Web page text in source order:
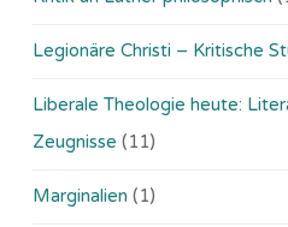
Legionäre Christi – Kritische
Liberale Theologie heute:
Zeugnisse (11)
Marginalien (1)